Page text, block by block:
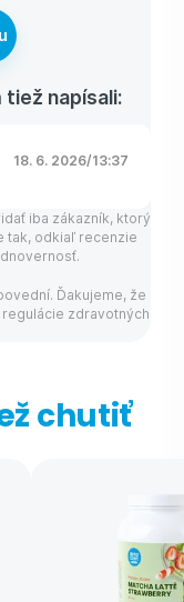
napísali:
18. 6. 2026/13:37
iba zákazník, ktorý
tak, odkiaľ recenzie
Ďakujeme, že
zdravotných
chutiť